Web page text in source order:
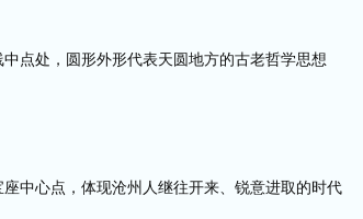
点处，圆形外形代表天圆地方的古老哲学思想
中心点，体现沧州人继往开来、锐意进取的时代